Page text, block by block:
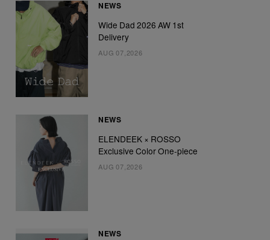
NEWS
Wide Dad 2026 AW 1st
Delivery
AUG 07,2026
NEWS
ELENDEEK × ROSSO
Exclusive Color One-piece
AUG 07,2026
NEWS